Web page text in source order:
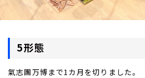
5形態
氣志團万博まで1カ月を切りました。